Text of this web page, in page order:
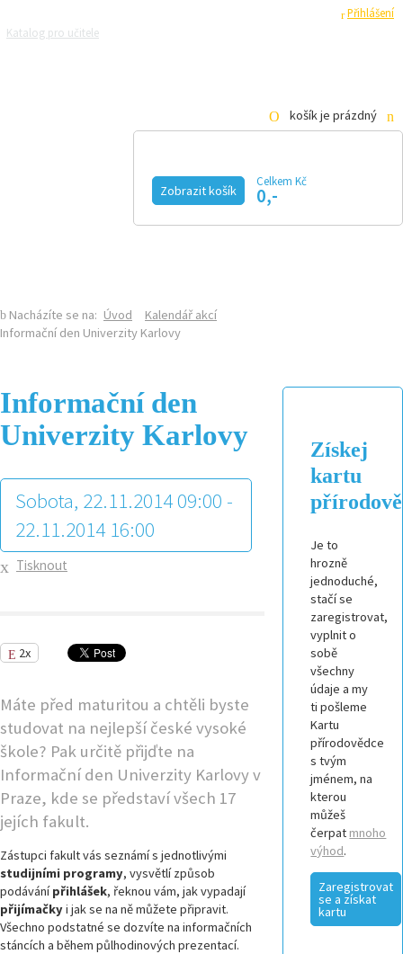
Přihlášení
Katalog pro učitele
košík je prázdný
Zobrazit košík
Celkem Kč
0,-
Nacházíte se na: Úvod
Kalendář akcí
Informační den Univerzity Karlovy
Informační den
Univerzity Karlovy
Sobota, 22.11.2014 09:00 -
22.11.2014 16:00
Tisknout
2x
Máte před maturitou a chtěli byste
studovat na nejlepší české vysoké
škole? Pak určitě přijďte na
Informační den Univerzity Karlovy v
Praze, kde se představí všech 17
jejích fakult.
Zástupci fakult vás seznámí s jednotlivými
studijními programy, vysvětlí způsob
podávánípřihlášek, řeknou vám, jak vypadají
přijímačkyi jak se na ně můžete připravit.
Všechno podstatné se dozvíte na informačních
stáncích a během půlhodinových prezentací.
Získej
kartu
Je to
hrozně
jednoduché,
stačí se
zaregistrovat,
vyplnit o
sobě
všechny
údaje a my
ti pošleme
Kartu
přírodovědce
s tvým
jménem, na
kterou
můžeš
čerpat mnoho
výhod.
Zaregistrovat
se a získat
kartu